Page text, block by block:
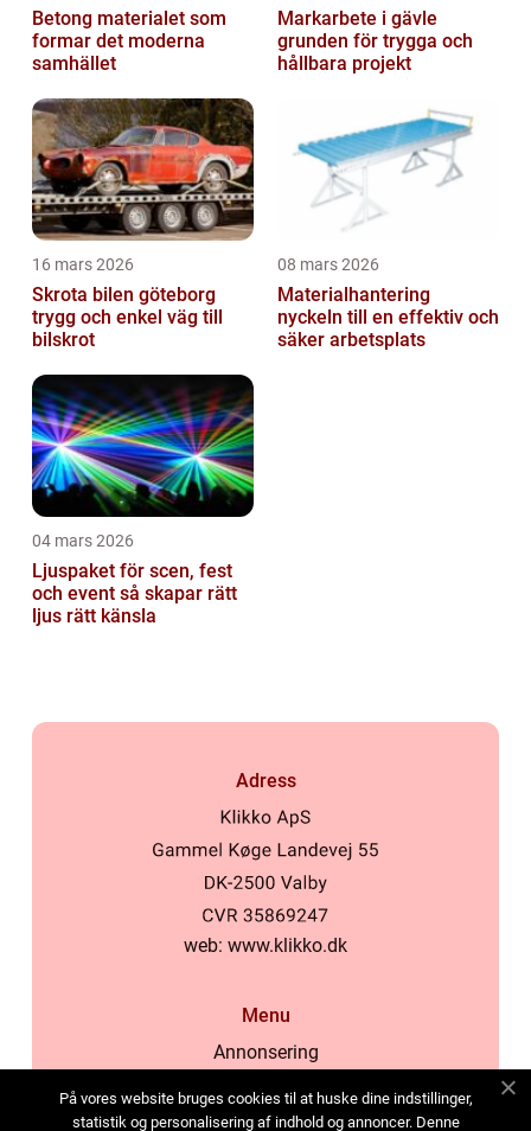
Betong materialet som
formar det moderna
samhället
Markarbete i gävle
grunden för trygga och
hållbara projekt
16 mars 2026
Skrota bilen göteborg
trygg och enkel väg till
bilskrot
08 mars 2026
Materialhantering
nyckeln till en effektiv och
säker arbetsplats
04 mars 2026
Ljuspaket för scen, fest
och event så skapar rätt
ljus rätt känsla
Adress
web: www.klikko.dk
Menu
Annonsering
Cookies
På vores website bruges cookies til at huske dine indstillinger,
statistik og personalisering af indhold og annoncer. Denne